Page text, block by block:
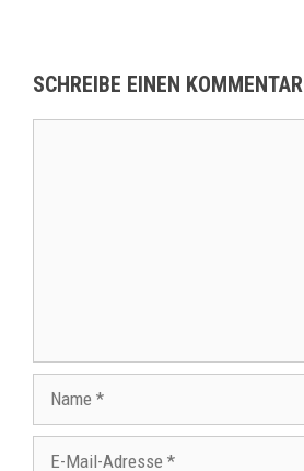
SCHREIBE EINEN KOMMENTAR